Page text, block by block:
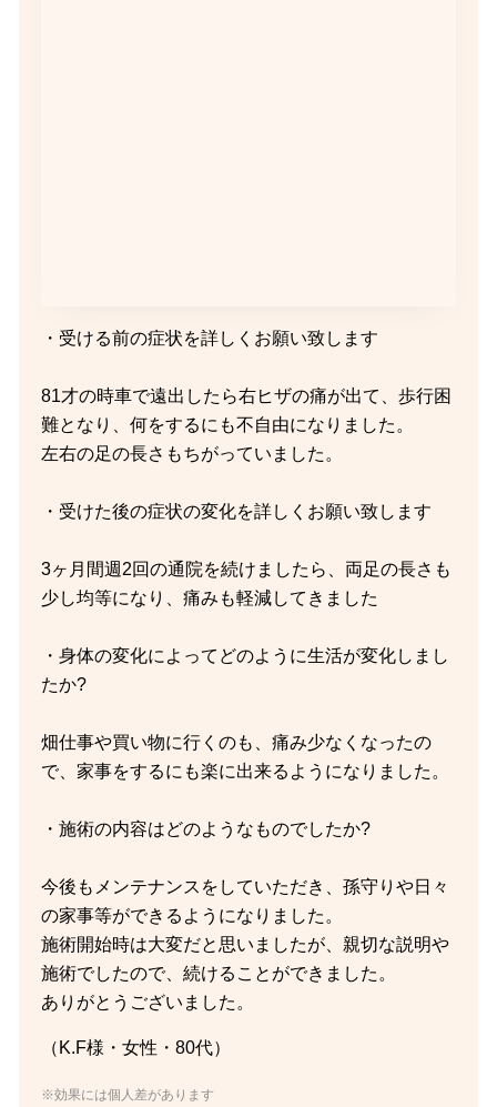
・受ける前の症状を詳しくお願い致します
81才の時車で遠出したら右ヒザの痛が出て、歩行困
難となり、何をするにも不自由になりました。
左右の足の長さもちがっていました。
・受けた後の症状の変化を詳しくお願い致します
3ヶ月間週2回の通院を続けましたら、両足の長さも
少し均等になり、痛みも軽減してきました
・身体の変化によってどのように生活が変化しまし
たか?
畑仕事や買い物に行くのも、痛み少なくなったの
で、家事をするにも楽に出来るようになりました。
・施術の内容はどのようなものでしたか?
今後もメンテナンスをしていただき、孫守りや日々
の家事等ができるようになりました。
施術開始時は大変だと思いましたが、親切な説明や
施術でしたので、続けることができました。
ありがとうございました。
（K.F様・女性・80代）
※効果には個人差があります